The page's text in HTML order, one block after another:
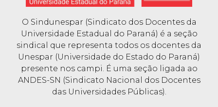
O Sindunespar (Sindicato dos Docentes da
Universidade Estadual do Paraná) é a seção
sindical que representa todos os docentes da
Unespar (Universidade do Estado do Paraná)
presente nos campi. É uma seção ligada ao
ANDES-SN (Sindicato Nacional dos Docentes
das Universidades Públicas).